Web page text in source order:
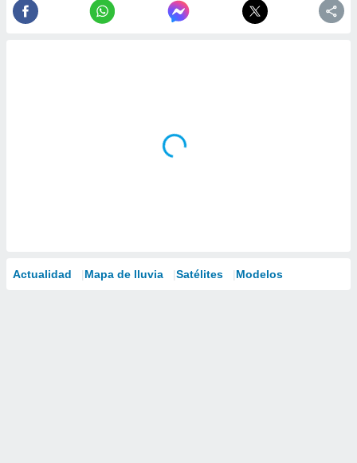
Actualidad Mapa de lluvia Satélites Modelos